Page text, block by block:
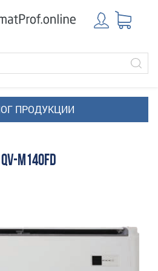
M140FD